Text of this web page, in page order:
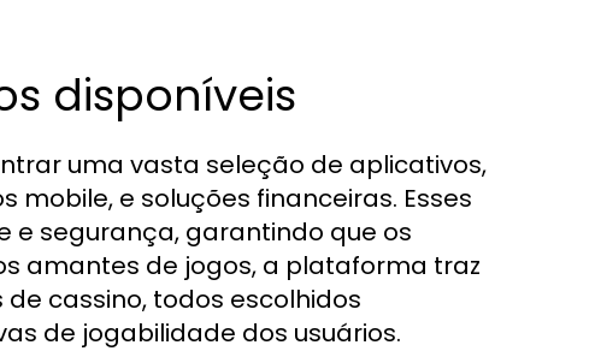
disponíveis
uma vasta seleção de aplicativos,
e soluções financeiras. Esses
e segurança, garantindo que os
amantes de jogos, a plataforma traz
cassino, todos escolhidos
de jogabilidade dos usuários.